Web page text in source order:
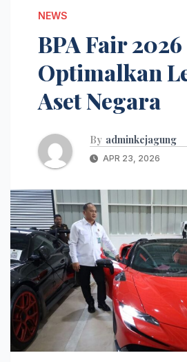
NEWS
BPA Fair 2026
Optimalkan
Aset Negara
By adminkejagung
APR 23, 2026